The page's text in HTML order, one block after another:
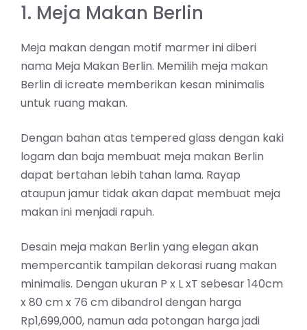
1. Meja Makan Berlin
Meja makan dengan motif marmer ini diberi
nama Meja Makan Berlin. Memilih meja makan
Berlin di icreate memberikan kesan minimalis
untuk ruang makan.
Dengan bahan atas tempered glass dengan kaki
logam dan baja membuat meja makan Berlin
dapat bertahan lebih tahan lama. Rayap
ataupun jamur tidak akan dapat membuat meja
makan ini menjadi rapuh.
Desain meja makan Berlin yang elegan akan
mempercantik tampilan dekorasi ruang makan
minimalis. Dengan ukuran P x L xT sebesar 140cm
x 80 cm x 76 cm dibandrol dengan harga
Rp1,699,000, namun ada potongan harga jadi